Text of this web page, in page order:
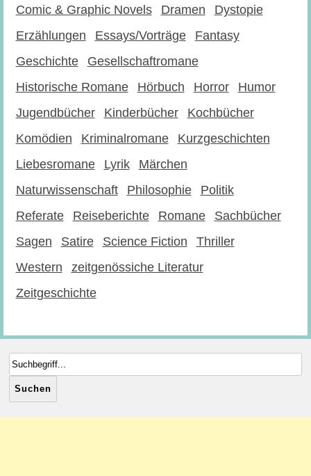
Comic & Graphic Novels
Dramen
Dystopie
Erzählungen
Essays/Vorträge
Fantasy
Geschichte
Gesellschaftromane
Historische Romane
Hörbuch Horror
Humor
Jugendbücher
Kinderbücher
Kochbücher
Komödien
Kriminalromane
Kurzgeschichten
Liebesromane
Lyrik
Märchen
Naturwissenschaft
Philosophie
Politik
Referate
Reiseberichte Romane
Sachbücher
Sagen
Satire Science Fiction
Thriller
Western
zeitgenössiche Literatur
Zeitgeschichte